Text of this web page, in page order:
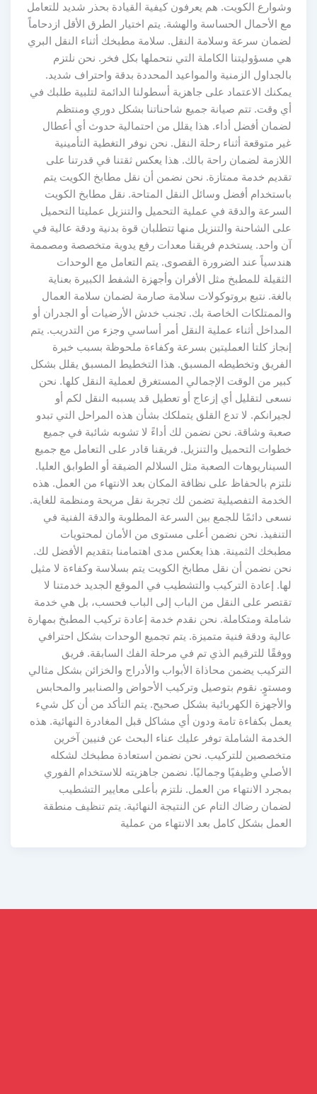
وشوارع الكويت. هم يعرفون كيفية القيادة بحذر شديد للتعامل
مع الأحمال الحساسة والهشة. يتم اختيار الطرق الأقل ازدحاماً
لضمان سرعة وسلامة النقل. سلامة مطبخك أثناء النقل البري
هي مسؤوليتنا الكاملة التي نتحملها بكل فخر. نحن نلتزم
بالجداول الزمنية والمواعيد المحددة بدقة واحتراف شديد.
يمكنك الاعتماد على جاهزية أسطولنا الدائمة لتلبية طلبك في
أي وقت. تتم صيانة جميع شاحناتنا بشكل دوري ومنتظم
لضمان أفضل أداء. هذا يقلل من احتمالية حدوث أي أعطال
غير متوقعة أثناء رحلة النقل. نحن نوفر التغطية التأمينية
اللازمة لضمان راحة بالك. هذا يعكس ثقتنا في قدرتنا على
تقديم خدمة ممتازة. نحن نضمن أن نقل مطابخ الكويت يتم
باستخدام أفضل وسائل النقل المتاحة. نقل مطابخ الكويت
السرعة والدقة في عملية التحميل والتنزيل عمليتا التحميل
على الشاحنة والتنزيل منها تتطلبان قوة بدنية ودقة عالية في
آن واحد. يستخدم فريقنا معدات رفع يدوية متخصصة ومصممة
هندسياً عند الضرورة القصوى. يتم التعامل مع الوحدات
الثقيلة للمطبخ مثل الأفران وأجهزة الشفط الكبيرة بعناية
بالغة. نتبع بروتوكولات سلامة صارمة لضمان سلامة العمال
والممتلكات الخاصة بك. تجنب خدش الأرضيات أو الجدران أو
المداخل أثناء عملية النقل أمر أساسي وجزء من التدريب. يتم
إنجاز كلتا العمليتين بسرعة وكفاءة ملحوظة بسبب خبرة
الفريق وتخطيطه المسبق. هذا التخطيط المسبق يقلل بشكل
كبير من الوقت الإجمالي المستغرق لعملية النقل كلها. نحن
نسعى لتقليل أي إزعاج أو تعطيل قد يسببه النقل لكم أو
لجيرانكم. لا تدع القلق يتملكك بشأن هذه المراحل التي تبدو
صعبة وشاقة. نحن نضمن لك أداءً لا تشوبه شائبة في جميع
خطوات التحميل والتنزيل. فريقنا قادر على التعامل مع جميع
السيناريوهات الصعبة مثل السلالم الضيقة أو الطوابق العليا.
نلتزم بالحفاظ على نظافة المكان بعد الانتهاء من العمل. هذه
الخدمة التفصيلية تضمن لك تجربة نقل مريحة ومنظمة للغاية.
نسعى دائمًا للجمع بين السرعة المطلوبة والدقة الفنية في
التنفيذ. نحن نضمن أعلى مستوى من الأمان لمحتويات
مطبخك الثمينة. هذا يعكس مدى اهتمامنا بتقديم الأفضل لك.
نحن نضمن أن نقل مطابخ الكويت يتم بسلاسة وكفاءة لا مثيل
لها. إعادة التركيب والتشطيب في الموقع الجديد خدمتنا لا
تقتصر على النقل من الباب إلى الباب فحسب، بل هي خدمة
شاملة ومتكاملة. نحن نقدم خدمة إعادة تركيب المطبخ بمهارة
عالية ودقة فنية متميزة. يتم تجميع الوحدات بشكل احترافي
ووفقًا للترقيم الذي تم في مرحلة الفك السابقة. فريق
التركيب يضمن محاذاة الأبواب والأدراج والخزائن بشكل مثالي
ومستوٍ. نقوم بتوصيل وتركيب الأحواض والصنابير والمحابس
والأجهزة الكهربائية بشكل صحيح. يتم التأكد من أن كل شيء
يعمل بكفاءة تامة ودون أي مشاكل قبل المغادرة النهائية. هذه
الخدمة الشاملة توفر عليك عناء البحث عن فنيين آخرين
متخصصين للتركيب. نحن نضمن استعادة مطبخك لشكله
الأصلي وظيفيًا وجماليًا. نضمن جاهزيته للاستخدام الفوري
بمجرد الانتهاء من العمل. نلتزم بأعلى معايير التشطيب
لضمان رضاك التام عن النتيجة النهائية. يتم تنظيف منطقة
العمل بشكل كامل بعد الانتهاء من عملية